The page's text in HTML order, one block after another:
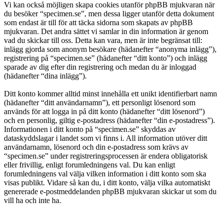
Vi kan också möjligen skapa cookies utanför phpBB mjukvaran när
du besöker “specimen.se”, men dessa ligger utanför detta dokument
som endast är till för att täcka sidorna som skapats av phpBB
mjukvaran. Det andra sättet vi samlar in din information är genom
vad du skickar till oss. Detta kan vara, men är inte begränsat till:
inlägg gjorda som anonym besökare (hädanefter “anonyma inlägg”),
registrering på “specimen.se” (hädanefter “ditt konto”) och inlägg
sparade av dig efter din registrering och medan du är inloggad
(hädanefter “dina inlägg”).
Ditt konto kommer alltid minst innehålla ett unikt identifierbart namn
(hädanefter “ditt användarnamn”), ett personligt lösenord som
används för att logga in på ditt konto (hädanefter “ditt lösenord”)
och en personlig, giltig e-postadress (hädanefter “din e-postadress”).
Informationen i ditt konto på “specimen.se” skyddas av
dataskyddslagar i landet som vi finns i. All information utöver ditt
användarnamn, lösenord och din e-postadress som krävs av
“specimen.se” under registreringsprocessen är endera obligatorisk
eller frivillig, enligt forumledningens val. Du kan enligt
forumledningens val välja vilken information i ditt konto som ska
visas publikt. Vidare så kan du, i ditt konto, välja vilka automatiskt
genererade e-postmeddelanden phpBB mjukvaran skickar ut som du
vill ha och inte ha.